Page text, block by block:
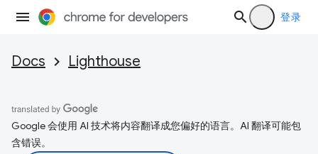
登录
Docs Lighthouse
Google 会使用 AI 技术将内容翻译成您偏好的语言。AI 翻译可能包
含错误。